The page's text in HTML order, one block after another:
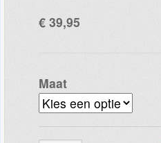
€39,95
Maat